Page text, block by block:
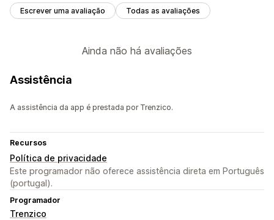
Escrever uma avaliação Todas as avaliações
Ainda não há avaliações
Assistência
A assistência da app é prestada por Trenzico.
Recursos
Política de privacidade
Este programador não oferece assistência direta em Português
(portugal).
Programador
Trenzico